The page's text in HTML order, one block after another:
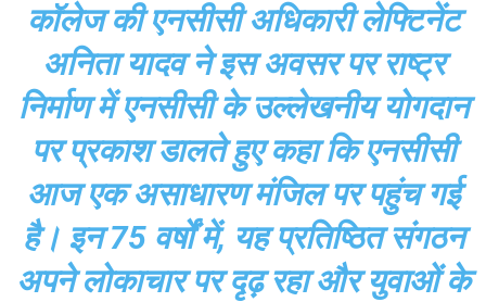
कॉलेज की एनसीसी अधिकारी लेफ्टिनेंट
अनिता यादव ने इस अवसर पर राष्ट्र
निर्माण में एनसीसी के उल्लेखनीय योगदान
पर प्रकाश डालते हुए कहा कि एनसीसी
आज एक असाधारण मंजिल पर पहुंच गई
है। इन 75 वर्षों में, यह प्रतिष्ठित संगठन
अपने लोकाचार पर दृढ़ रहा और युवाओं के